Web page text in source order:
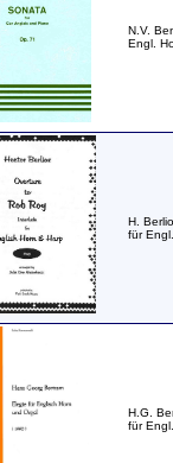
N.V.
Engl.
H.
für
H.G.
für